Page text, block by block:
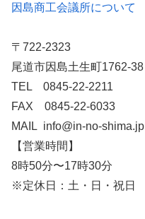
因島商工会議所について
〒722-2323
尾道市因島土生町1762-38
TEL 0845-22-2211
FAX 0845-22-6033
MAIL info@in-no-shima.jp
【営業時間】
8時50分〜17時30分
※定休日：土・日・祝日